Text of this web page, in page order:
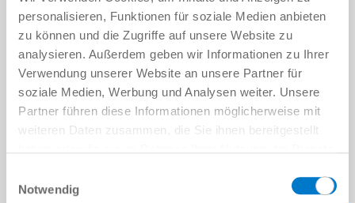
personalisieren, Funktionen für soziale Medien anbieten
zu können und die Zugriffe auf unsere Website zu
analysieren. Außerdem geben wir Informationen zu Ihrer
Verwendung unserer Website an unsere Partner für
soziale Medien, Werbung und Analysen weiter. Unsere
Partner führen diese Informationen möglicherweise mit
weiteren Daten zusammen, die Sie ihnen bereitgestellt
Notwendig
en savoir plus
Assistance prévente
Assistance après-vente avec service
après-vente sur place tout au long du
cycle de vie
Assistance en ligne lors de la mise en
Service de pièces de rechange